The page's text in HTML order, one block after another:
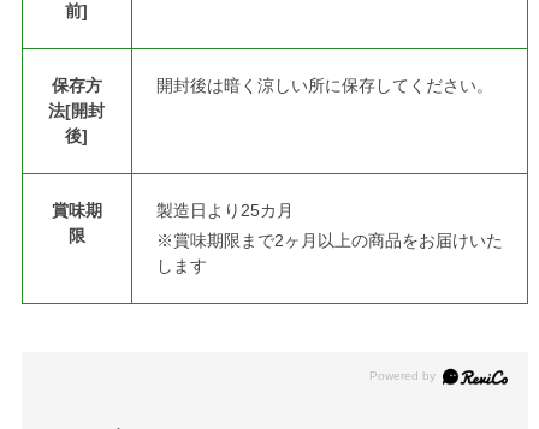
前]
保存方
法[開封
後]
開封後は暗く涼しい所に保存してください。
賞味期
限
製造日より25カ月
※賞味期限まで2ヶ月以上の商品をお届けいた
します